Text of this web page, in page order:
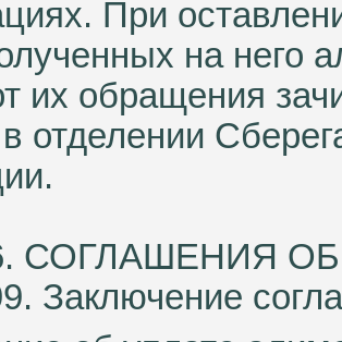
При
на него
их обращения
отделении
СОГЛАШЕНИЯ
Заключение